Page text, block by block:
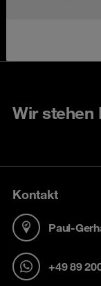
Wir stehen
Kontakt
Paul-
+49 89